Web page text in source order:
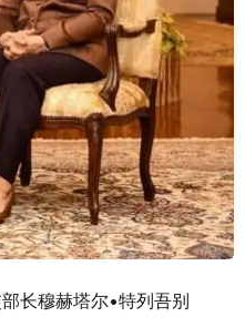
长穆赫塔尔•特列吾别